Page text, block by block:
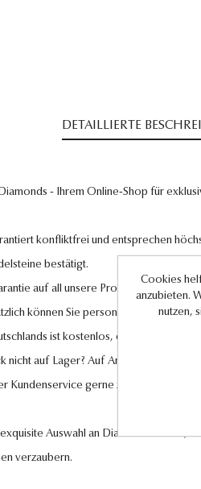
DETAILLIERTE
- Ihrem Online-Shop für
konfliktfrei und entsprechen
bestätigt.
auf all unsere Produkte und
können Sie personalisierte
ist kostenlos, ebenso wie der
nicht auf Lager? Auf Anfrage können
Kundenservice gerne zur Verfügung
Auswahl an Diamantschmuck,
verzaubern.
Cookies
anzubieten.
nutzen,